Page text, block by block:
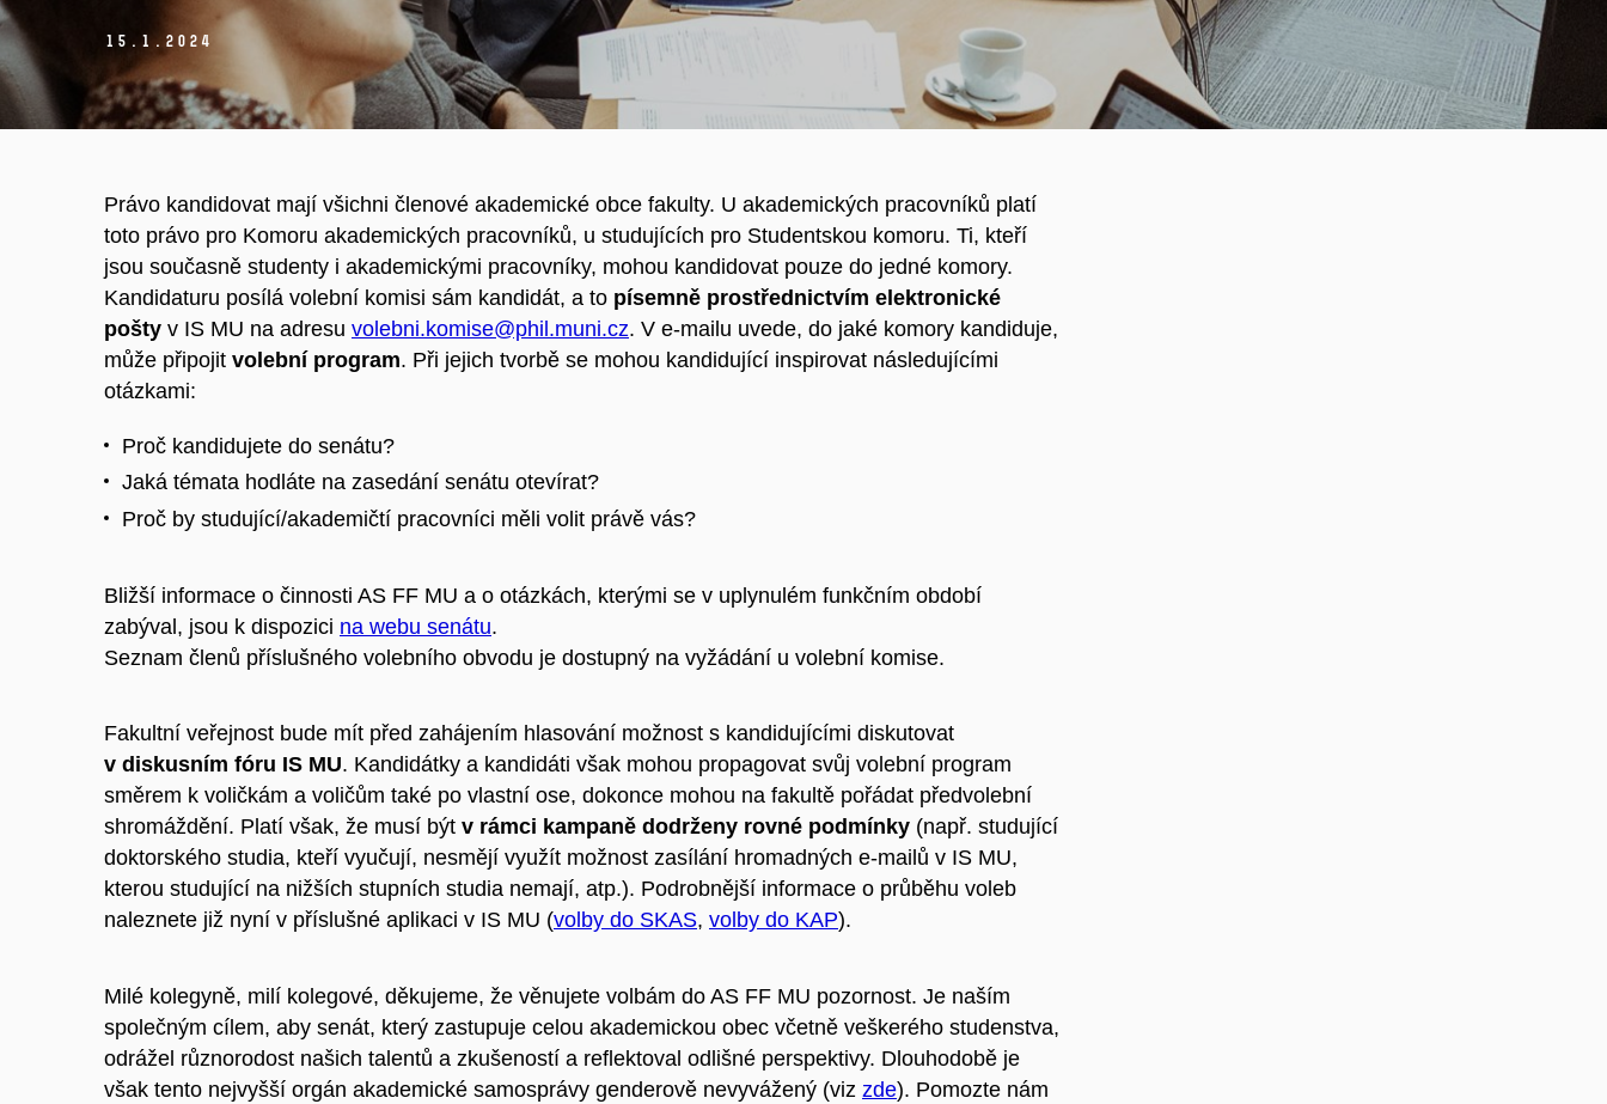
15. 1. 2024
Právo kandidovat mají všichni členové akademické obce fakulty. U akademických pracovníků platí
toto právo pro Komoru akademických pracovníků, u studujících pro Studentskou komoru. Ti, kteří
jsou současně studenty i akademickými pracovníky, mohou kandidovat pouze do jedné komory.
Kandidaturu posílá volební komisi sám kandidát, a to písemně prostřednictvím elektronické
pošty v IS MU na adresu volebni.komise@phil.muni.cz. V e-mailu uvede, do jaké komory kandiduje,
může připojit volební program. Při jejich tvorbě se mohou kandidující inspirovat následujícími
otázkami:
Proč kandidujete do senátu?
Jaká témata hodláte na zasedání senátu otevírat?
Proč by studující/akademičtí pracovníci měli volit právě vás?
Bližší informace o činnosti AS FF MU a o otázkách, kterými se v uplynulém funkčním období
zabýval, jsou k dispozici na webu senátu.
Seznam členů příslušného volebního obvodu je dostupný na vyžádání u volební komise.
Fakultní veřejnost bude mít před zahájením hlasování možnost s kandidujícími diskutovat
v diskusním fóru IS MU. Kandidátky a kandidáti však mohou propagovat svůj volební program
směrem k voličkám a voličům také po vlastní ose, dokonce mohou na fakultě pořádat předvolební
shromáždění. Platí však, že musí být v rámci kampaně dodrženy rovné podmínky (např. studující
doktorského studia, kteří vyučují, nesmějí využít možnost zasílání hromadných e-mailů v IS MU,
kterou studující na nižších stupních studia nemají, atp.). Podrobnější informace o průběhu voleb
naleznete již nyní v příslušné aplikaci v IS MU (volby do SKAS, volby do KAP).
Milé kolegyně, milí kolegové, děkujeme, že věnujete volbám do AS FF MU pozornost. Je naším
společným cílem, aby senát, který zastupuje celou akademickou obec včetně veškerého studenstva,
odrážel různorodost našich talentů a zkušeností a reflektoval odlišné perspektivy. Dlouhodobě je
však tento nejvyšší orgán akademické samosprávy genderově nevyvážený (viz zde). Pomozte nám